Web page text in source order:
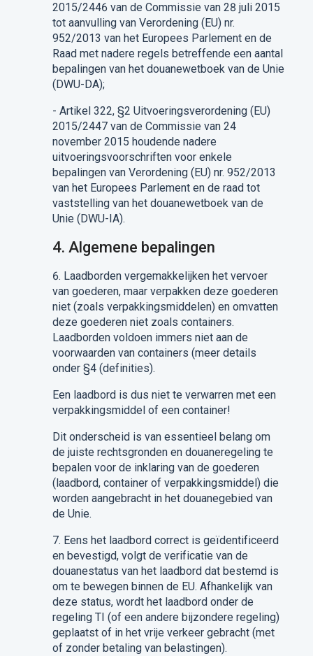
2015/2446 van de Commissie van 28 juli 2015
tot aanvulling van Verordening (EU) nr.
952/2013 van het Europees Parlement en de
Raad met nadere regels betreffende een aantal
bepalingen van het douanewetboek van de Unie
(DWU-DA);
- Artikel 322, §2 Uitvoeringsverordening (EU)
2015/2447 van de Commissie van 24
november 2015 houdende nadere
uitvoeringsvoorschriften voor enkele
bepalingen van Verordening (EU) nr. 952/2013
van het Europees Parlement en de raad tot
vaststelling van het douanewetboek van de
Unie (DWU-IA).
4. Algemene bepalingen
6. Laadborden vergemakkelijken het vervoer
van goederen, maar verpakken deze goederen
niet (zoals verpakkingsmiddelen) en omvatten
deze goederen niet zoals containers.
Laadborden voldoen immers niet aan de
voorwaarden van containers (meer details
onder §4 (definities).
Een laadbord is dus niet te verwarren met een
verpakkingsmiddel of een container!
Dit onderscheid is van essentieel belang om
de juiste rechtsgronden en douaneregeling te
bepalen voor de inklaring van de goederen
(laadbord, container of verpakkingsmiddel) die
worden aangebracht in het douanegebied van
de Unie.
7. Eens het laadbord correct is geïdentificeerd
en bevestigd, volgt de verificatie van de
douanestatus van het laadbord dat bestemd is
om te bewegen binnen de EU. Afhankelijk van
deze status, wordt het laadbord onder de
regeling TI (of een andere bijzondere regeling)
geplaatst of in het vrije verkeer gebracht (met
of zonder betaling van belastingen).